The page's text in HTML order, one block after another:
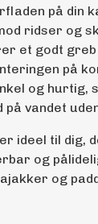
på din
ridser og
et godt
på
og hurtig,
på vandet
ideel til dig,
og
og